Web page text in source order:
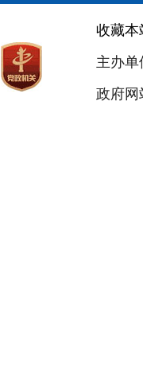
收藏本
主办
政府网